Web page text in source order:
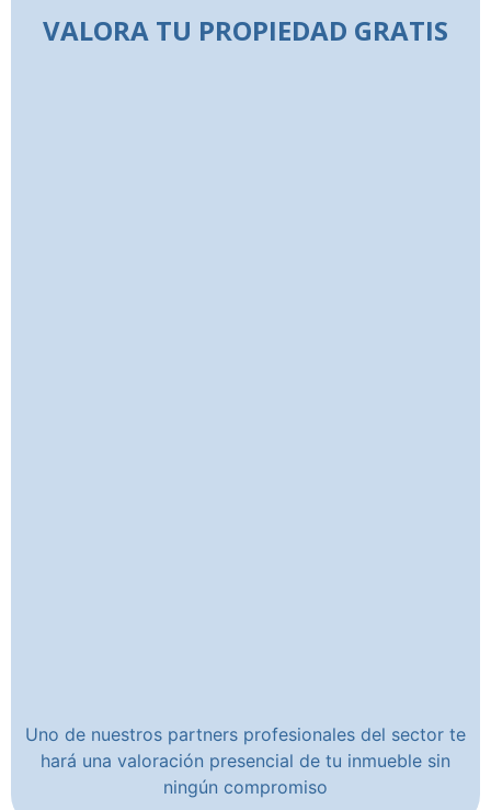
VALORA TU PROPIEDAD GRATIS
Uno de nuestros partners profesionales del sector te
hará una valoración presencial de tu inmueble sin
ningún compromiso